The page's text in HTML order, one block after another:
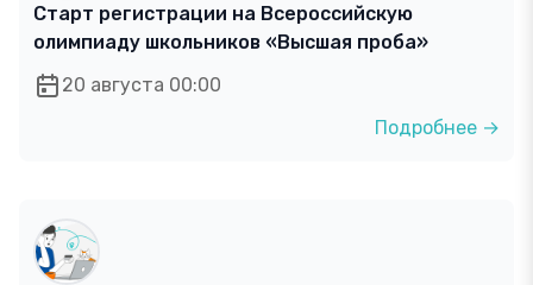
Старт регистрации на Всероссийскую
олимпиаду школьников «Высшая проба»
20 августа 00:00
Подробнее →